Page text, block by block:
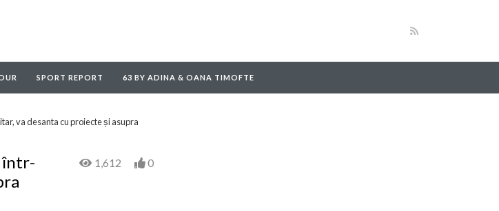
SPORT REPORT 63 BY ADINA & OANA TIMOFTE
va desanta cu proiecte și asupra
într-
1,612 0